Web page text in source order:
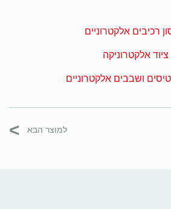
רכיבים אלקטרוניים
ציוד אלקטרוניקה
ושבבים אלקטרוניים
למוצר הבא >